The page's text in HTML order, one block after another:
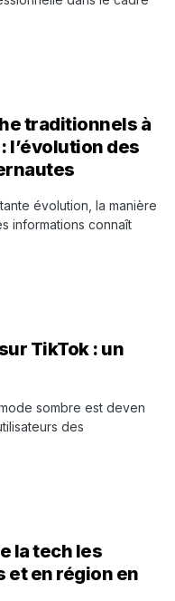
traditionnels à
l’évolution des
évolution, la manière
informations connaît
TikTok : un
sombre est deven
des
la tech les
et en région en